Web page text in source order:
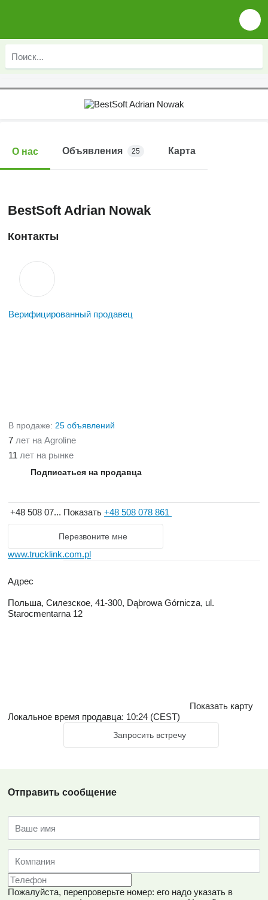
О нас Объявления 25 Карта
BestSoft Adrian Nowak
Контакты
Верифицированный продавец
В продаже: 25 объявлений
7 лет на Agroline
11 лет на рынке
Подписаться на продавца
+48 508 07... Показать +48 508 078 861
Перезвоните мне
www.trucklink.com.pl
Адрес
Польша, Силезское, 41-300, Dąbrowa Górnicza, ul.
Starocmentarna 12
Показать карту
Локальное время продавца: 10:24 (CEST)
Запросить встречу
Отправить сообщение
Пожалуйста, перепроверьте номер: его надо указать в